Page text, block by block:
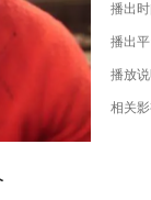
播出时
播出平
播放说
相关影